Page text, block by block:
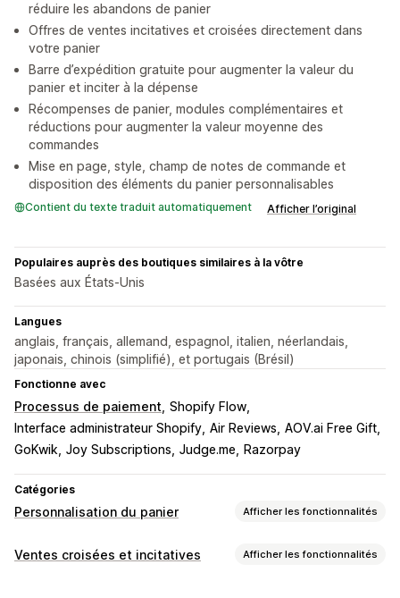
réduire les abandons de panier
Offres de ventes incitatives et croisées directement dans
votre panier
Barre d’expédition gratuite pour augmenter la valeur du
panier et inciter à la dépense
Récompenses de panier, modules complémentaires et
réductions pour augmenter la valeur moyenne des
commandes
Mise en page, style, champ de notes de commande et
disposition des éléments du panier personnalisables
Contient du texte traduit automatiquement Afficher l’original
Populaires auprès des boutiques similaires à la vôtre
Basées aux États-Unis
Langues
anglais, français, allemand, espagnol, italien, néerlandais,
japonais, chinois (simplifié), et portugais (Brésil)
Fonctionne avec
Processus de paiement Shopify Flow
Interface administrateur Shopify Air Reviews AOV.ai Free Gift
GoKwik Joy Subscriptions Judge.me Razorpay
Catégories
Personnalisation du panier Afficher les fonctionnalités
Affichage du panier
Ventes croisées et incitatives Afficher les fonctionnalités